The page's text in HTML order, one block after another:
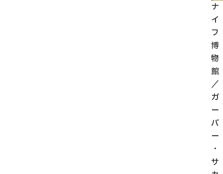
ナ
イ
フ
博
物
館
／
ガ
ー
バ
ー
・
サ